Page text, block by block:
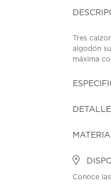
Tres
algodón
máxima
Conoce